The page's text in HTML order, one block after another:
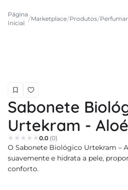
Página
Inicial
Marketplace Produtos
Sabonete
Urtekram -
0.0 (0)
O Sabonete Biológico Urtekram –
suavemente e hidrata a pele,
conforto.